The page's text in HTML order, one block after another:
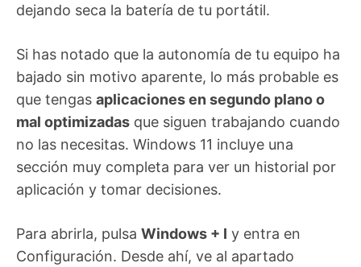
dejando seca la batería de tu portátil.
Si has notado que la autonomía de tu equipo ha
bajado sin motivo aparente, lo más probable es
que tengas aplicaciones en segundo plano o
mal optimizadas que siguen trabajando cuando
no las necesitas. Windows 11 incluye una
sección muy completa para ver un historial por
aplicación y tomar decisiones.
Para abrirla, pulsa Windows + I y entra en
Configuración. Desde ahí, ve al apartado